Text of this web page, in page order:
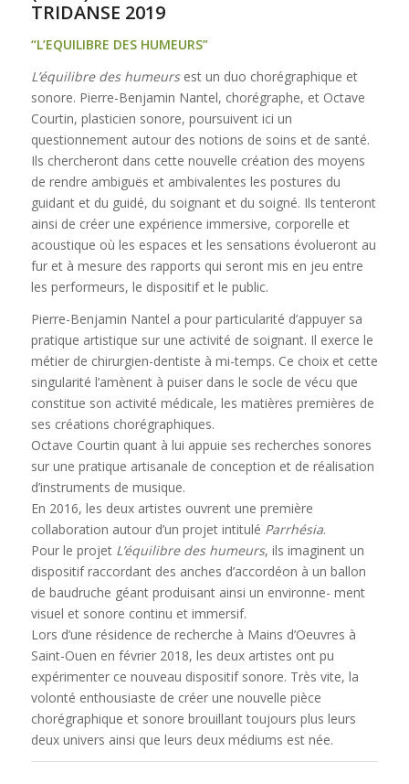
TRIDANSE 2019
“L’EQUILIBRE DES HUMEURS”
L’équilibre des humeursest un duo chorégraphique et
sonore. Pierre-Benjamin Nantel, chorégraphe, et Octave
Courtin, plasticien sonore, poursuivent ici un
questionnement autour des notions de soins et de santé.
Ils chercheront dans cette nouvelle création des moyens
de rendre ambiguës et ambivalentes les postures du
guidant et du guidé, du soignant et du soigné. Ils tenteront
ainsi de créer une expérience immersive, corporelle et
acoustique où les espaces et les sensations évolueront au
fur et à mesure des rapports qui seront mis en jeu entre
les performeurs, le dispositif et le public.
Pierre-Benjamin Nantel a pour particularité d’appuyer sa
pratique artistique sur une activité de soignant. Il exerce le
métier de chirurgien-dentiste à mi-temps. Ce choix et cette
singularité l’amènent à puiser dans le socle de vécu que
constitue son activité médicale, les matières premières de
ses créations chorégraphiques.
Octave Courtin quant à lui appuie ses recherches sonores
sur une pratique artisanale de conception et de réalisation
d’instruments de musique.
En 2016, les deux artistes ouvrent une première
collaboration autour d’un projet intitulé Parrhésia.
Pour le projet L’équilibre des humeurs, ils imaginent un
dispositif raccordant des anches d’accordéon à un ballon
de baudruche géant produisant ainsi un environne- ment
visuel et sonore continu et immersif.
Lors d’une résidence de recherche à Mains d’Oeuvres à
Saint-Ouen en février 2018, les deux artistes ont pu
expérimenter ce nouveau dispositif sonore. Très vite, la
volonté enthousiaste de créer une nouvelle pièce
chorégraphique et sonore brouillant toujours plus leurs
deux univers ainsi que leurs deux médiums est née.